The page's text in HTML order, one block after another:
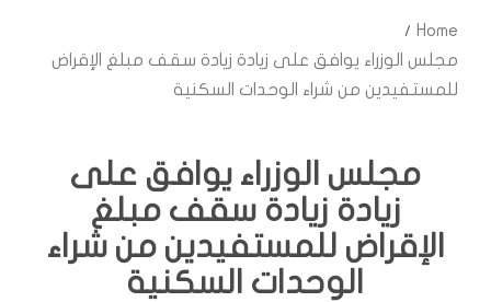
Home
مجلس الوزراء يوافق على زيادة زيادة سقف مبلغ الإقراض
للمستفيدين من شراء الوحدات السكنية
مجلس الوزراء يوافق على
زيادة زيادة سقف مبلغ
الإقراض للمستفيدين من شراء
الوحدات السكنية